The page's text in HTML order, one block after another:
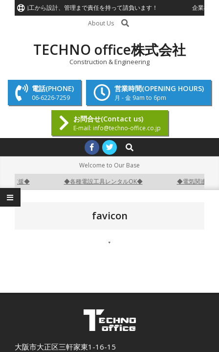
工事施工から設計、管理まで責任を持って請負います！
企業様、
About Us
Search
TECHNO office株式会社
Construction & Engineering
電話(PHONE)
06-6226-7259
営業時間(OPENING HOURS)
月 - 金 9am to 6pm
お問合せ(Contact us)
E-mail: info@techno-office.co.jp
Navigation
Search
Welcome to Our Base
支援◆
◆各種電設工具レンタルOK◆ ◆電気関連機器
favicon
12-
大阪市大正区三軒家東1-16-15